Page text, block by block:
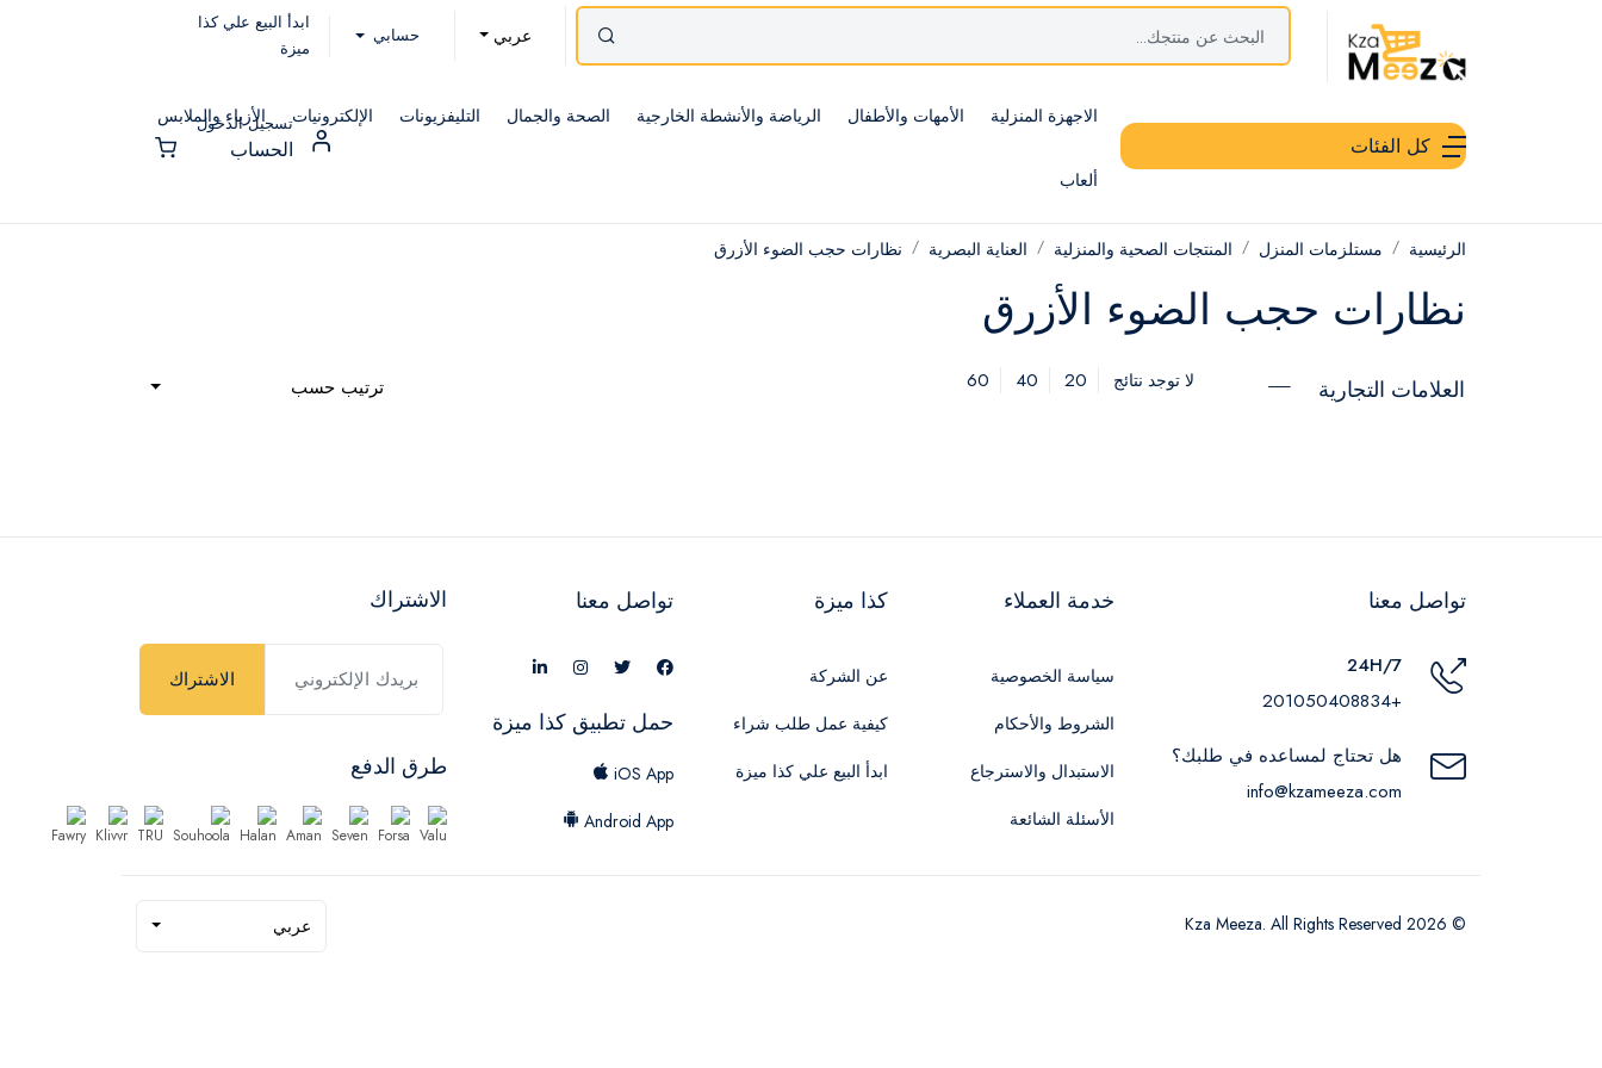
عربي حسابي
ابدأ البيع علي كذا
ميزة
كل الفئات
الاجهزة المنزلية الأمهات والأطفال الرياضة والأنشطة الخارجية الصحة والجمال التليفزيونات الإلكترونيات الأزياء والملابس
ألعاب
تسجيل الدخول
الحساب
الرئيسية مستلزمات المنزل المنتجات الصحية والمنزلية العناية البصرية نظارات حجب الضوء الأزرق
نظارات حجب الضوء الأزرق
العلامات التجارية لا توجد نتائج 20
40
60 ترتيب حسب
تواصل معنا
24H/7
+201050408834
هل تحتاج لمساعده في طلبك؟
info@kzameeza.com
خدمة العملاء
سياسة الخصوصية
الشروط والأحكام
الاستبدال والاسترجاع
الأسئلة الشائعة
كذا ميزة
عن الشركة
كيفية عمل طلب شراء
ابدأ البيع علي كذا ميزة
تواصل معنا
حمل تطبيق كذا ميزة
iOS App
Android App
الاشتراك
الاشتراك
طرق الدفع
© 2026 Kza Meeza. All Rights Reserved عربي